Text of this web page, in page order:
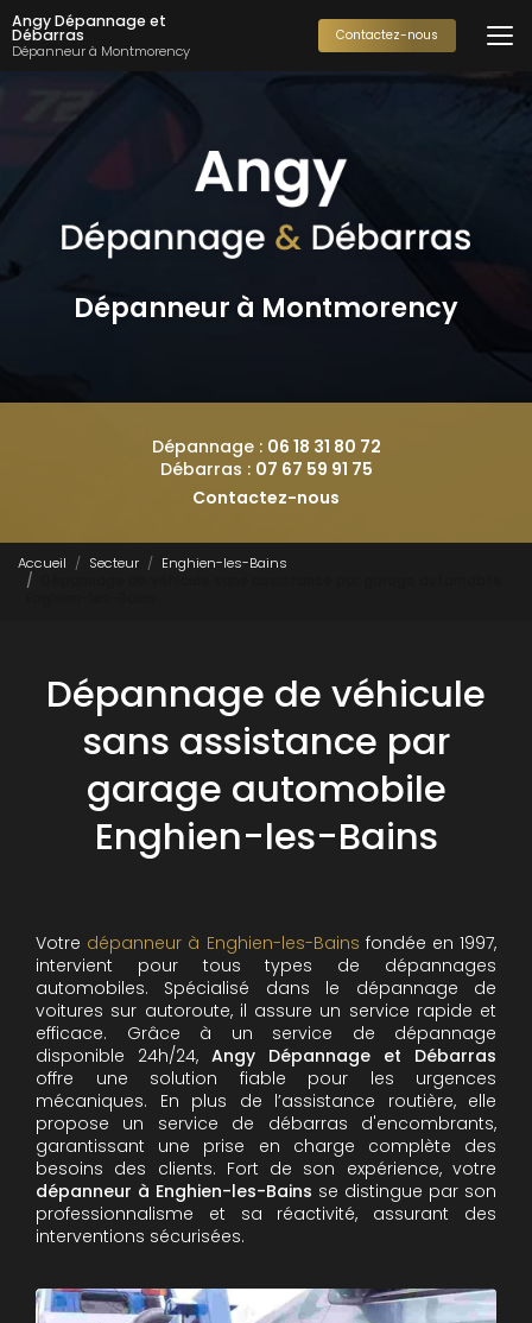
Aller
au
contenu
Angy Dépannage et
Débarras
Dépanneur à Montmorency
Contactez-nous
Dépanneur à Montmorency
Dépannage : 06 18 31 80 72
Débarras : 07 67 59 91 75
Contactez-nous
Accueil Secteur
Enghien-les-Bains
Dépannage de véhicule
sans assistance par
garage automobile
Enghien-les-Bains
Votre dépanneur à Enghien-les-Bains fondée en 1997,
intervient pour tous types de dépannages
automobiles. Spécialisé dans le dépannage de
voitures sur autoroute, il assure un service rapide et
efficace. Grâce à un service de dépannage
disponible 24h/24, Angy Dépannage et Débarras
offre une solution fiable pour les urgences
mécaniques. En plus de l’assistance routière, elle
propose un service de débarras d'encombrants,
garantissant une prise en charge complète des
besoins des clients. Fort de son expérience, votre
dépanneur à Enghien-les-Bains se distingue par son
professionnalisme et sa réactivité, assurant des
interventions sécurisées.